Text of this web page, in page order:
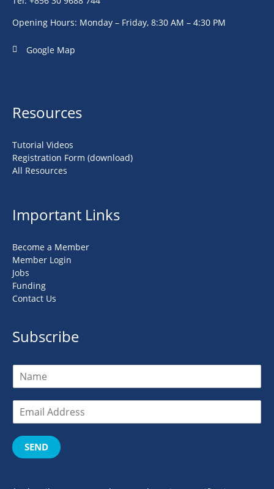
Opening Hours: Monday – Friday, 8:30 AM – 4:30 PM
Google Map
Resources
Tutorial Videos
Registration Form (download)
All Resources
Important Links
Become a Member
Member Login
Jobs
Funding
Contact Us
Subscribe
SEND